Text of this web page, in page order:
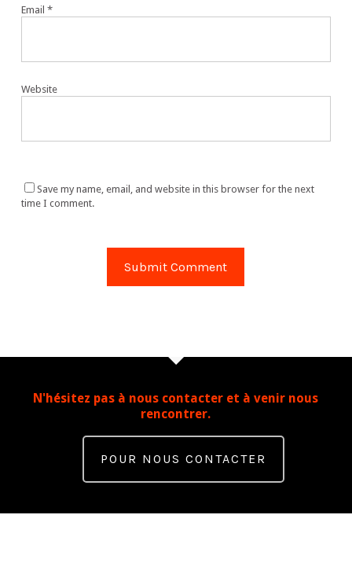
Email *
Website
Save my name, email, and website in this browser for the next
time I comment.
N'hésitez pas à nous contacter et à venir nous
rencontrer.
POUR NOUS CONTACTER